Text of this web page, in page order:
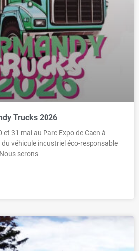
Trucks 2026
et 31 mai au Parc Expo de Caen à
du véhicule industriel éco-responsable
serons